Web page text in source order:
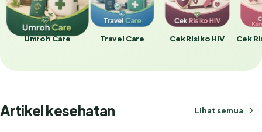
Umroh Care Travel Care Cek Risiko HIV Cek
Artikel kesehatan Lihat semua